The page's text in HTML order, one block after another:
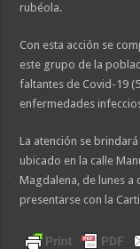
rubéola.
Con esta acción se
este grupo de la
faltantes de Covid-19
enfermedades
La atención se
ubicado en la calle
Magdalena, de lunes
presentarse con la